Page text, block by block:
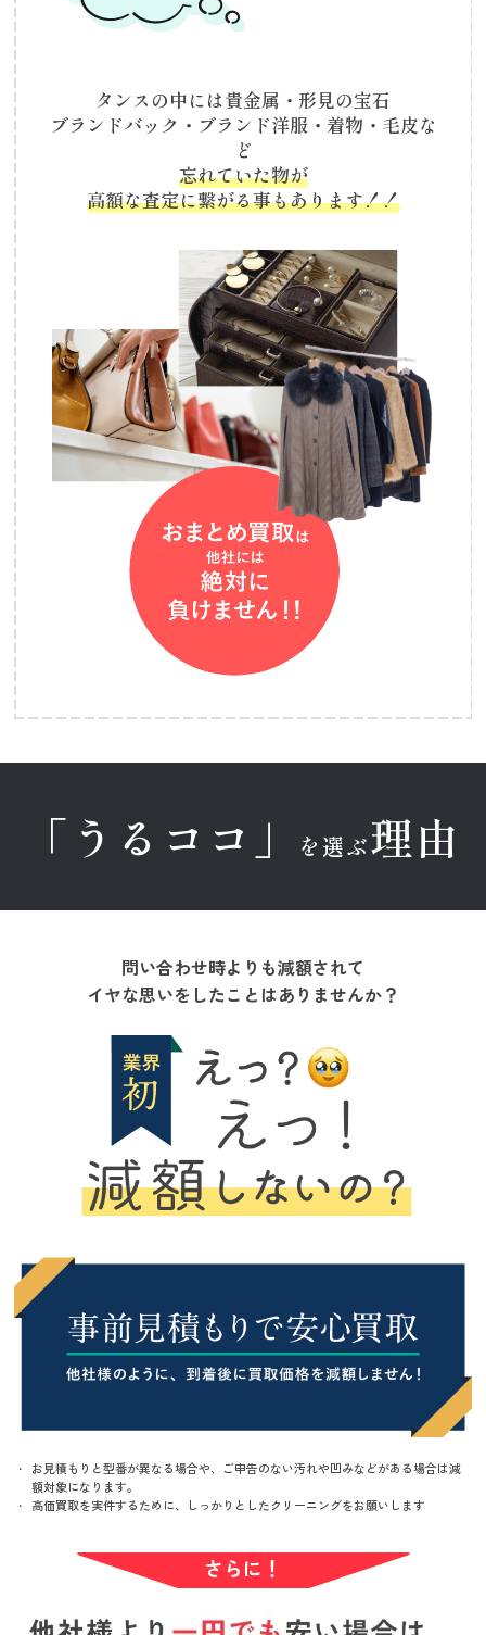
タンスの中には貴金属・形見の宝石
ブランドバック・ブランド洋服・着物・毛皮な
ど
忘れていた物が
高額な査定に繋がる事もあります！！
「うるココ」 を選ぶ理由
問い合わせ時よりも減額されて
イヤな思いをしたことはありませんか？
お見積もりと型番が異なる場合や、ご申告のない汚れや凹みなどがある場合は減
額対象になります。
高価買取を実件するために、しっかりとしたクリーニングをお願いします
さらに！